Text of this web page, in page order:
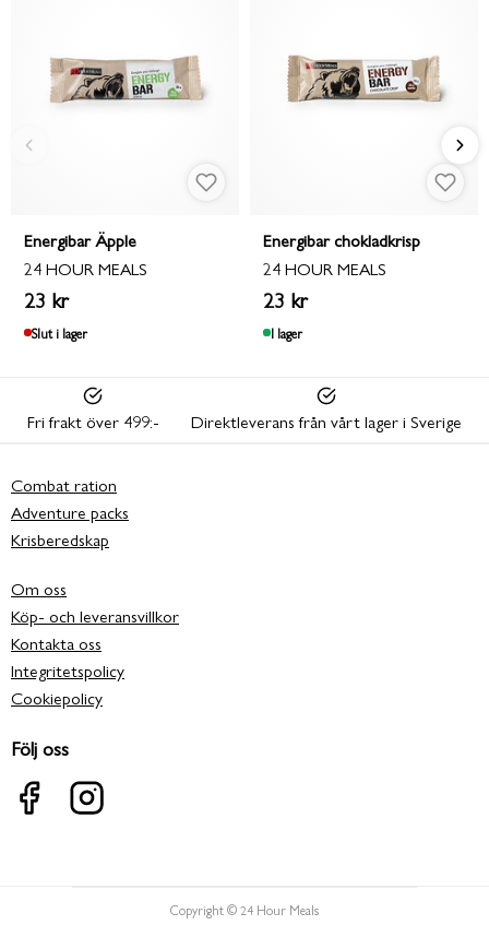
Energibar Äpple
24 HOUR MEALS
23 kr
Slut i lager
Energibar chokladkrisp
24 HOUR MEALS
23 kr
I lager
Fri frakt över 499:- Direktleverans från vårt lager i Sverige
Combat ration
Adventure packs
Krisberedskap
Om oss
Köp- och leveransvillkor
Kontakta oss
Integritetspolicy
Cookiepolicy
Följ oss
Copyright © 24 Hour Meals